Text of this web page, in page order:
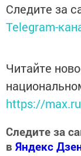
Следите за
Telegram-
Читайте
https://
Следите за
в Яндекс